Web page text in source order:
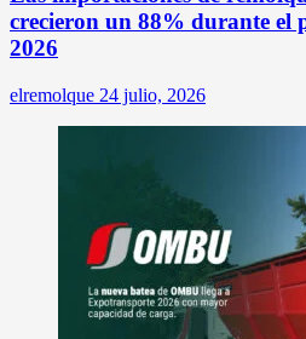
crecieron un 88% durante el
2026
elremolque 24 julio, 2026